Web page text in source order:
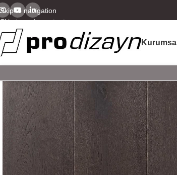
Skip to navigation
Skip to main content
Kurumsal